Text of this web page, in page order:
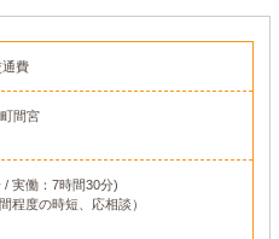
通費
間宮
/ 実働：7時間30分)
程度の時短、応相談）